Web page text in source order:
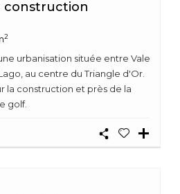
construction
2
urbanisation située entre Vale
au centre du Triangle d'Or.
la construction et près de la
golf.